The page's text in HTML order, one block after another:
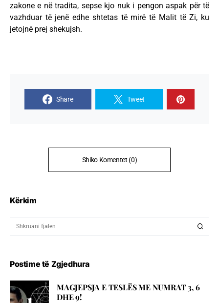
zakone e në tradita, sepse kjo nuk i pengon aspak për të
vazhduar të jenë edhe shtetas të mirë të Malit të Zi, ku
jetojnë prej shekujsh.
Share Tweet
Shiko Komentet (0)
Kërkim
Postime të Zgjedhura
MAGJEPSJA E TESLËS ME NUMRAT 3, 6
DHE 9!